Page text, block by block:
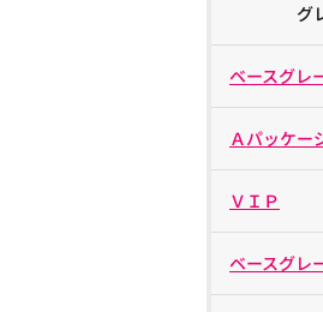
グ
ベースグレ
Ａパッケー
ＶＩＰ
ベースグレ